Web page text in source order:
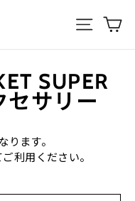
Site
SUPER
セサリー
ります。
利用ください。